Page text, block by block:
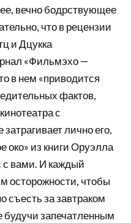
вечно бодрствующее
что в рецензии
и Дцукка
«Фильмэхо —
в нем «приводится
фактов,
с
лично его,
око» из книги Оруэлла
с вами. И каждый
осторожности, чтобы
съесть за завтраком
будучи запечатленным